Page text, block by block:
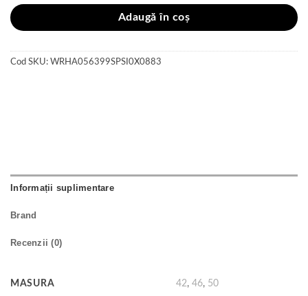
Adaugă în coș
Cod SKU: WRHA056399SPSI0X0883
Informații suplimentare
Brand
Recenzii (0)
MASURA 42,46, 50